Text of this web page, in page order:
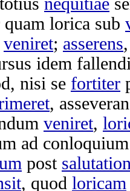
lorica sub
veniret; asserens
idem
nisi se fortiter
,
veniret,
ad conloquium
post
, quod loricam